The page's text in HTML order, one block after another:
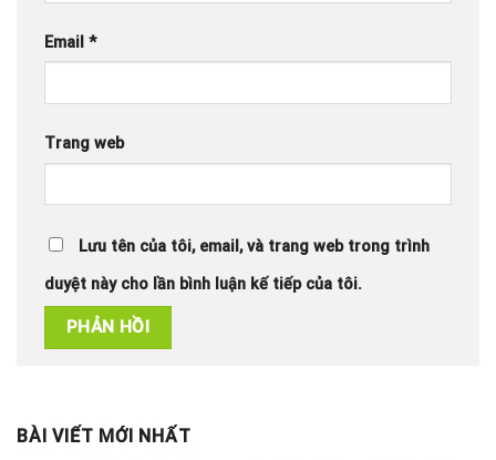
Email *
Trang web
Lưu tên của tôi, email, và trang web trong trình
duyệt này cho lần bình luận kế tiếp của tôi.
BÀI VIẾT MỚI NHẤT